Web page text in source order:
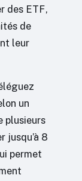
des ETF,
de
leur
un
plusieurs
jusqu’à 8
permet